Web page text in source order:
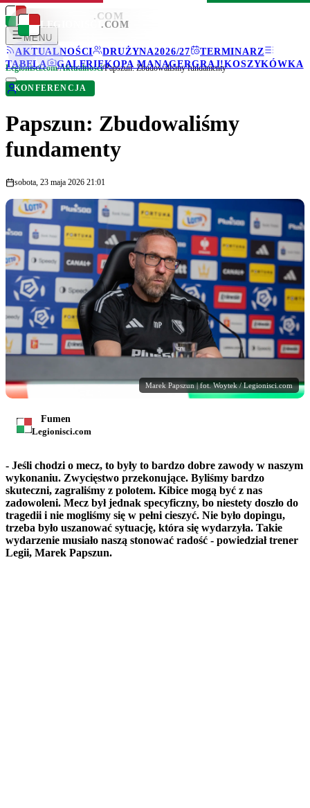
LEGIONISCI .COM
MENU
AKTUALNOŚCI
DRUŻYNA2026/27
TERMINARZ
TABELA
GALERIEKOPA MANAGERGRAJ!KOSZYKÓWKA
LEGIONISCI .COM
Legionisci.com/Aktualności/Papszun: Zbudowaliśmy fundamenty
KONFERENCJA
Papszun: Zbudowaliśmy
fundamenty
sobota, 23 maja 2026 21:01
Marek Papszun | fot. Woytek / Legionisci.com
Fumen
Legionisci.com
- Jeśli chodzi o mecz, to były to bardzo dobre zawody w naszym
wykonaniu. Zwycięstwo przekonujące. Byliśmy bardzo
skuteczni, zagraliśmy z polotem. Kibice mogą być z nas
zadowoleni. Mecz był jednak specyficzny, bo niestety doszło do
tragedii i nie mogliśmy się w pełni cieszyć. Nie było dopingu,
trzeba było uszanować sytuację, która się wydarzyła. Takie
wydarzenie musiało naszą stonować radość - powiedział trener
Legii, Marek Papszun.